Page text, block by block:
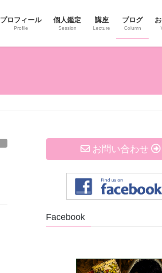
プロフィール
Profile
個人鑑定
Session
講座
Lecture
ブログ
Column
お問い合わせ
Facebook